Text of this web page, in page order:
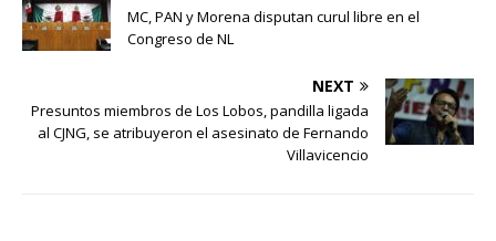
MC, PAN y Morena disputan curul libre en el
Congreso de NL
NEXT
Presuntos miembros de Los Lobos, pandilla ligada
al CJNG, se atribuyeron el asesinato de Fernando
Villavicencio